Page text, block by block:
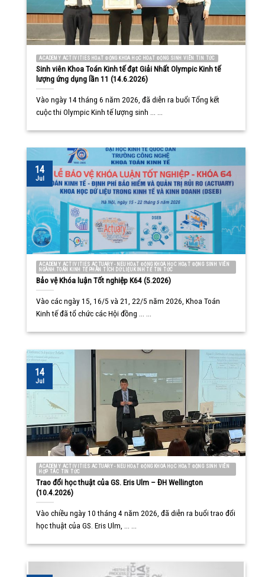
ACADEMY ACTIVITIES HOẠT ĐỘNG KHOA HỌC HOẠT ĐỘNG SINH VIÊN TIN TỨC
Sinh viên Khoa Toán Kinh tế đạt Giải Nhất Olympic Kinh tế
lượng ứng dụng lần 11 (14.6.2026)
Vào ngày 14 tháng 6 năm 2026, đã diễn ra buổi Tổng kết
cuộc thi Olympic Kinh tế lượng sinh ... ...
ACADEMY ACTIVITIES ACTUARY - NEU HOẠT ĐỘNG KHOA HỌC HOẠT ĐỘNG SINH VIÊN
NGÀNH TOÁN KINH TẾ PHÂN TÍCH DỮ LIỆU KINH TẾ TIN TỨC
Bảo vệ Khóa luận Tốt nghiệp K64 (5.2026)
Vào các ngày 15, 16/5 và 21, 22/5 năm 2026, Khoa Toán
Kinh tế đã tổ chức các Hội đồng ... ...
14
Jul
ACADEMY ACTIVITIES ACTUARY - NEU HOẠT ĐỘNG KHOA HỌC HOẠT ĐỘNG SINH VIÊN
HỢP TÁC TIN TỨC
Trao đổi học thuật của GS. Eris Ulm – ĐH Wellington
(10.4.2026)
Vào chiều ngày 10 tháng 4 năm 2026, đã diễn ra buổi trao đổi
học thuật của GS. Eris Ulm, ... ...
14
Jul